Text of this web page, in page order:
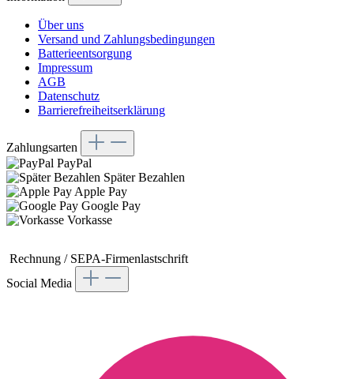
Über uns
Versand und Zahlungsbedingungen
Batterieentsorgung
Impressum
AGB
Datenschutz
Barrierefreiheitserklärung
Zahlungsarten
PayPal
Später Bezahlen
Apple Pay
Google Pay
Vorkasse
Rechnung / SEPA-Firmenlastschrift
Social Media